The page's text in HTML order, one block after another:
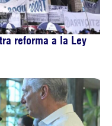
reforma a la Ley